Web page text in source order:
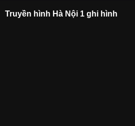
Truyền hình Hà Nội 1 ghi hình